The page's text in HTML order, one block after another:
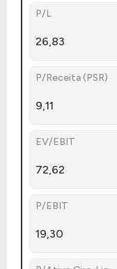
P/L
26,83
P/Receita (PSR)
9,11
EV/EBIT
72,62
P/EBIT
19,30